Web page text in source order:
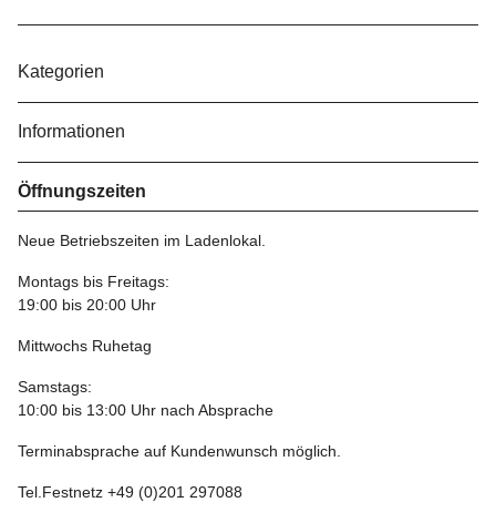
Kategorien
Informationen
Öffnungszeiten
Neue Betriebszeiten im Ladenlokal.
Montags bis Freitags:
19:00 bis 20:00 Uhr
Mittwochs Ruhetag
Samstags:
10:00 bis 13:00 Uhr nach Absprache
Terminabsprache auf Kundenwunsch möglich.
Tel.Festnetz +49 (0)201 297088